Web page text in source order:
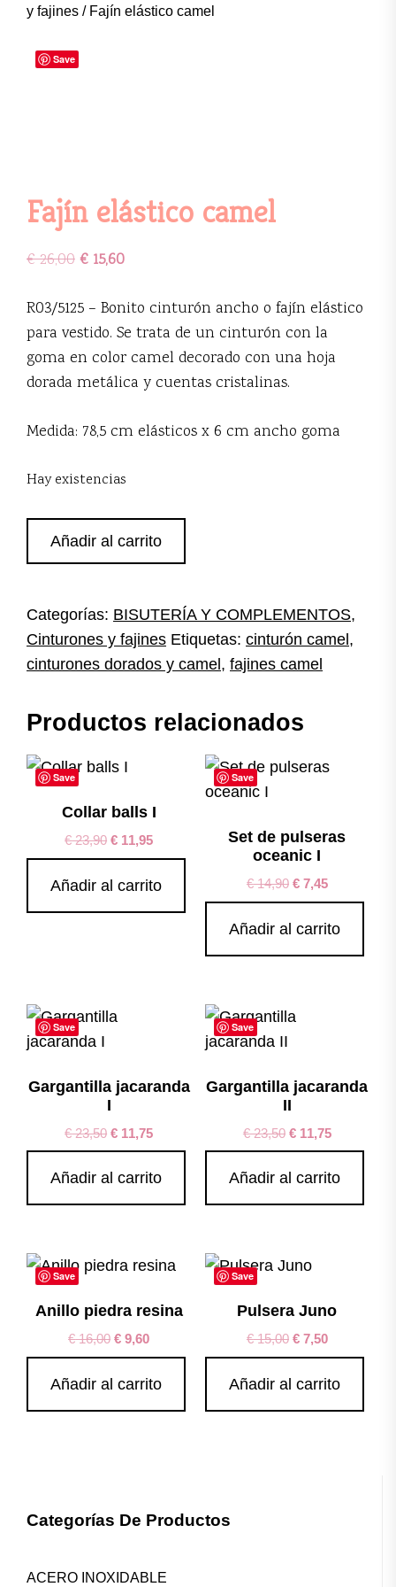
y fajines / Fajín elástico camel
Save
Fajín elástico camel
€26,00€ 15,60
R03/5125 – Bonito cinturón ancho o fajín elástico
para vestido. Se trata de un cinturón con la
goma en color camel decorado con una hoja
dorada metálica y cuentas cristalinas.
Medida: 78,5 cm elásticos x 6 cm ancho goma
Hay existencias
elástico
Añadir al carrito
Categorías: BISUTERÍA Y COMPLEMENTOS,
Cinturones y fajines Etiquetas: cinturón camel ,
cinturones dorados y camel , fajines camel
Productos relacionados
Save
Collar balls I
€23,90 € 11,95
Añadir al carrito
Save
Set de pulseras
oceanic I
€14,90 €7,45
Añadir al carrito
Save
Gargantilla jacaranda
I
€23,50 € 11,75
Añadir al carrito
Save
Gargantilla jacaranda
II
€23,50 €11,75
Añadir al carrito
Save
Anillo piedra resina
€16,00 € 9,60
Añadir al carrito
Save
Pulsera Juno
€15,00 €7,50
Añadir al carrito
Categorías De Productos
ACERO INOXIDABLE